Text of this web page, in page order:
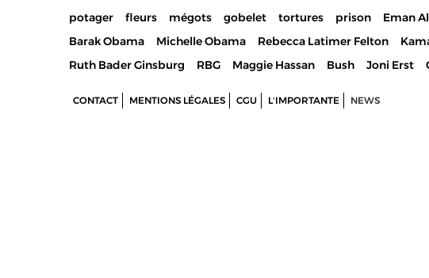
potager
fleurs mégots gobelet tortures prison Eman
Barak Obama
Michelle Obama Rebecca Latimer Felton
Ruth Bader Ginsburg
RBG Maggie Hassan Bush Joni Erst
CONTACT MENTIONS LÉGALES CGU L'IMPORTANTE NEWS